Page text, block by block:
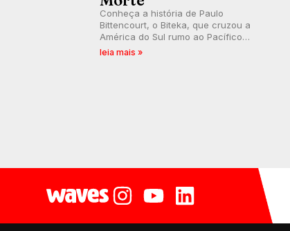
Conheça a história de Paulo
Bittencourt, o Biteka, que cruzou a
América do Sul rumo ao Pacífico
em uma jornada que se tornou um
leia mais »